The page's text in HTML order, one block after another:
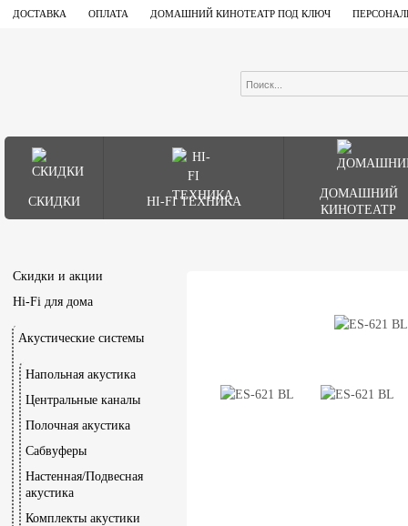
ДОСТАВКА ОПЛАТА ДОМАШНИЙ КИНОТЕАТР ПОД КЛЮЧ
СКИДКИ HI-FI ТЕХНИКА
ДОМАШНИЙ
КИНОТЕАТР
Скидки и акции
Hi-Fi для дома
Акустические системы
Напольная акустика
Центральные каналы
Полочная акустика
Сабвуферы
Настенная/Подвесная
акустика
Комплекты акустики